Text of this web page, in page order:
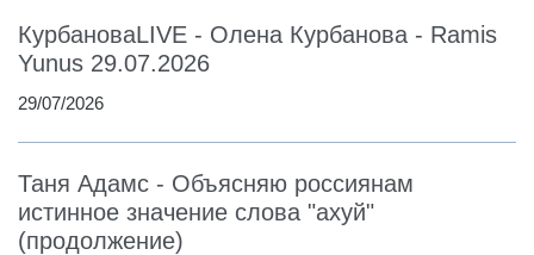
КурбановаLIVE - Олена Курбанова - Ramis
Yunus 29.07.2026
29/07/2026
Таня Адамс - Объясняю россиянам
истинное значение слова "ахуй"
(продолжение)